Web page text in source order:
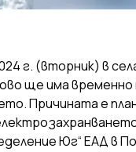
г. (вторник) в
ще има временно
Причината е
Юг“ ЕАД в